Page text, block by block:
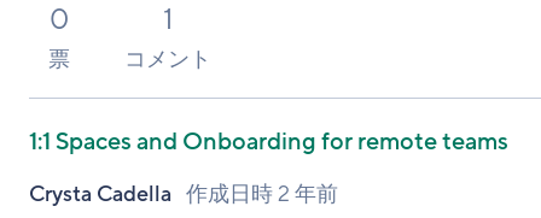
0
票
1
コメント
1:1 Spaces and Onboarding for remote teams
Crysta Cadella 作成日時2 年前